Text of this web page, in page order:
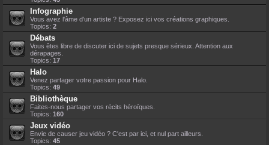
Infographie
Vous avez l'âme d'un artiste ? Exposez ici vos créations graphiques.
Topics: 2
Débats
Vous êtes libre de discuter ici de sujets presque sérieux. Attention aux
dérapages.
Topics: 17
Halo
Venez partager votre passion pour Halo.
Topics: 49
Bibliothèque
Faites-nous partager vos récits héroïques.
Topics: 160
Jeux vidéo
Envie de causer jeu vidéo ? C'est par ici, et nul part ailleurs.
Topics: 45